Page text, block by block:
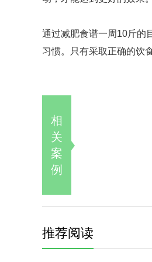
通过减肥食谱一周10斤的
习惯。只有采取正确的饮
相
关
案
例
推荐阅读